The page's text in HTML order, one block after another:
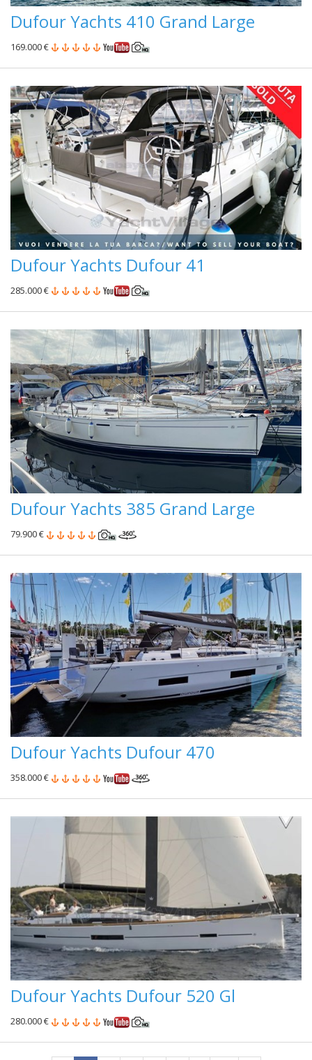
Dufour Yachts 410 Grand Large
169.000 €
Dufour Yachts Dufour 41
285.000 €
Dufour Yachts 385 Grand Large
79.900 €
Dufour Yachts Dufour 470
358.000 €
Dufour Yachts Dufour 520 Gl
280.000 €